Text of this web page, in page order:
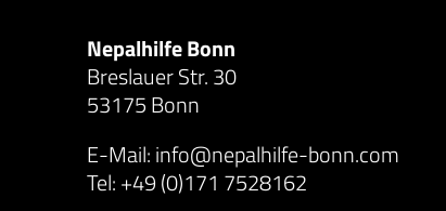
Nepalhilfe Bonn
Breslauer Str. 30
53175 Bonn
E-Mail: info@nepalhilfe-bonn.com
Tel: +49 (0)171 7528162